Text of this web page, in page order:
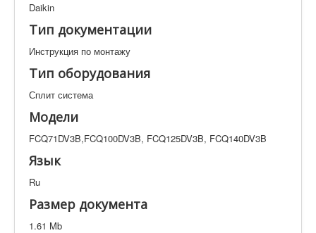
Контакты
Техническая документация
FCQ71DV3B,FCQ100DV3B, FCQ125DV3B,
FCQ140DV3B
Daikin
Тип документации
Инструкция по монтажу
Тип оборудования
Сплит система
Модели
FCQ71DV3B,FCQ100DV3B, FCQ125DV3B, FCQ140DV3B
Язык
Ru
Размер документа
1.61 Mb